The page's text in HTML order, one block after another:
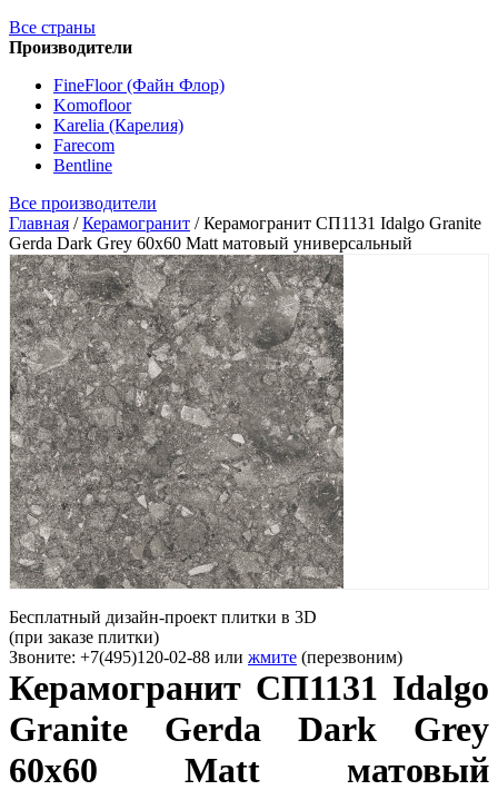
Все страны
Производители
FineFloor (Файн Флор)
Komofloor
Karelia (Карелия)
Farecom
Bentline
Все производители
Главная /Керамогранит /Керамогранит СП1131 Idalgo Granite
Gerda Dark Grey 60х60 Matt матовый универсальный
Бесплатный дизайн-проект плитки в 3D
(при заказе плитки)
Звоните: +7(495)120-02-88 или жмите (перезвоним)
Керамогранит СП1131 Idalgo
Granite Gerda Dark Grey
60х60 Matt матовый